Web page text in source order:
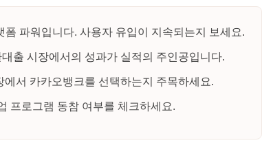
폼 파워입니다. 사용자 유입이 지속되는지 보세요.
출 시장에서의 성과가 실적의 주인공입니다.
서 카카오뱅크를 선택하는지 주목하세요.
프로그램 동참 여부를 체크하세요.